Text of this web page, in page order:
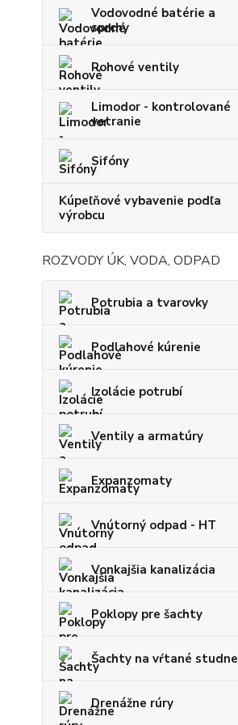
Vodovodné batérie a
sprchy
Rohové ventily
Limodor - kontrolované
vetranie
Sifóny
Kúpeľňové vybavenie podľa
výrobcu
ROZVODY ÚK, VODA, ODPAD
Potrubia a tvarovky
Podlahové kúrenie
Izolácie potrubí
Ventily a armatúry
Expanzomaty
Vnútorný odpad - HT
Vonkajšia kanalizácia
Poklopy pre šachty
Šachty na vŕtané studne
Drenážne rúry